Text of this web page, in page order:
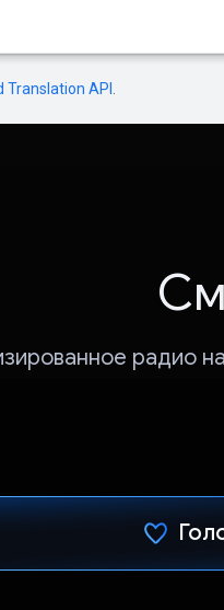
Translation API
радио